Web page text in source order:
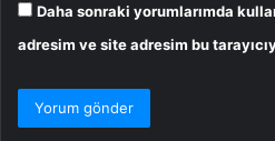
Daha sonraki yorumlarımda
adresim ve site adresim bu